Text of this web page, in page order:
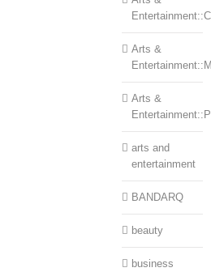
Arts &
Arts &
arts and
entertainment
BANDARQ
beauty
business